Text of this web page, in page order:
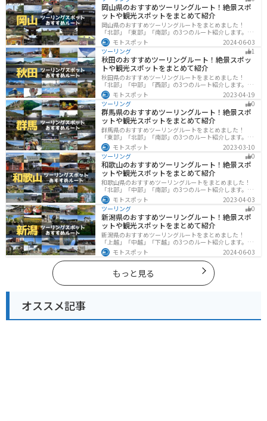
岡山県のおすすめツーリングルート！絶景スポ
ットや観光スポットをまとめて紹介
岡山県のおすすめツーリングルートをまとめました！
「北部」「東部」「南部」の3つのルート紹介します。岡
山市や倉敷市など、歴史ある街並みも魅力的で、バイク
ツーリングに最適なスポットが多数あります。バイクで
岡山県にツーリングに行く際は参考にしてください。
モトスポット
2024-06-03
ツーリング
1
秋田のおすすめツーリングルート！絶景スポッ
トや観光スポットをまとめて紹介
秋田県のおすすめツーリングルートをまとめました！
「北部」「中部」「西部」の3つのルート紹介します。自
然豊かな山々や湖、温泉地が点在し、四季折々の景色を
楽しめるスポットが多数あります。バイクで秋田県にツ
ーリングに行く際は参考にしてください。
モトスポット
2023-04-19
ツーリング
0
群馬県のおすすめツーリングルート！絶景スポ
ットや観光スポットをまとめて紹介
群馬県のおすすめツーリングルートをまとめました！
「東部」「北部」「南部」の3つのルート紹介します。草
津温泉や伊香保温泉など全国でも有名な温泉や豊かな自
然を満喫するツーリングができます。バイクで群馬県に
ツーリングに行く際は参考にしてください。
モトスポット
2023-03-10
ツーリング
0
和歌山のおすすめツーリングルート！絶景スポ
ットや観光スポットをまとめて紹介
和歌山県のおすすめツーリングルートをまとめました！
「北部」「中部」「南部」の3つのルート紹介します。海
と山に囲まれた自然豊かなエリアが広がり、様々な楽し
み方ができます。バイクで和歌山県にツーリングに行く
際は参考にしてください。
モトスポット
2023-04-03
ツーリング
0
新潟県のおすすめツーリングルート！絶景スポ
ットや観光スポットをまとめて紹介
新潟県のおすすめツーリングルートをまとめました！
「上越」「中越」「下越」の3つのルート紹介します。自
然豊かな山と海、グルメも充実しており、自然を満喫す
るツーリングができます。バイクで新潟県にツーリング
に行く際は参考にしてください。
モトスポット 2024-06-03
もっと見る
オススメ記事